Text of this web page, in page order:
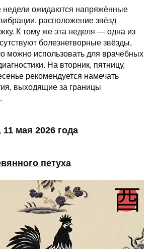
недели ожидаются напряжённые
расположение звёзд
К тому же эта неделя — одна из
болезнетворные звёзды,
можно использовать для врачебных
На вторник, пятницу,
рекомендуется намечать
выходящие за границы
мая 2026 года
петуха